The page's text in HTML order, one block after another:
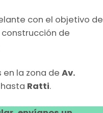
con el objetivo de
de
la zona de Av.
hasta Ratti.